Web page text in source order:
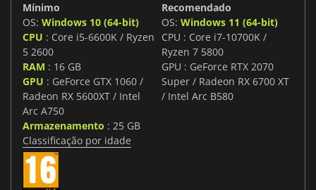
Mínimo
OS: Windows 10 (64-bit)
CPU : Core i5-6600K / Ryzen
5 2600
RAM : 16 GB
GPU : GeForce GTX 1060 /
Radeon RX 5600XT / Intel
Arc A750
Armazenamento : 25 GB
Recomendado
OS: Windows 11 (64-bit)
CPU : Core i7-10700K /
Ryzen 7 5800
GPU : GeForce RTX 2070
Super / Radeon RX 6700 XT
/ Intel Arc B580
Classificação por idade